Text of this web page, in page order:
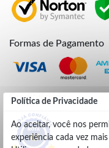
Política de Privacidade
Ao aceitar, você nos
experiência cada vez
Formas de Pagamento
Credibilidade
4.9